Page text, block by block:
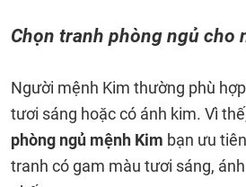
Chọn tranh phòng ngủ cho
Người mệnh Kim thường phù
tươi sáng hoặc có ánh kim. Vì
phòng ngủ mệnh Kim bạn ưu
tranh có gam màu tươi sáng,